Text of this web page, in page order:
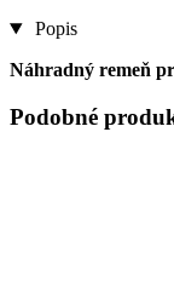
Popis
Náhradný remeň
Podobné